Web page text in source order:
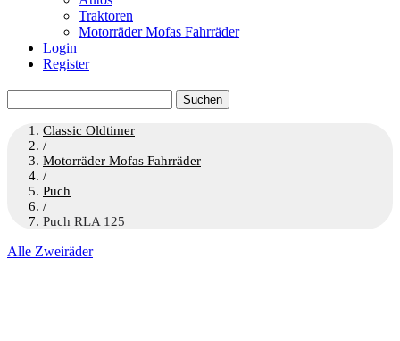
Traktoren
Motorräder Mofas Fahrräder
Login
Register
nach:
Classic Oldtimer
/
Motorräder Mofas Fahrräder
/
Puch
/
Puch RLA 125
Alle Zweiräder